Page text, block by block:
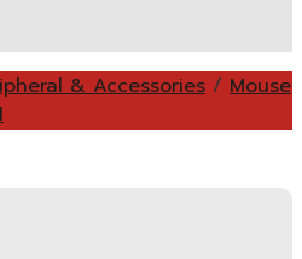
& Accessories / Mouse